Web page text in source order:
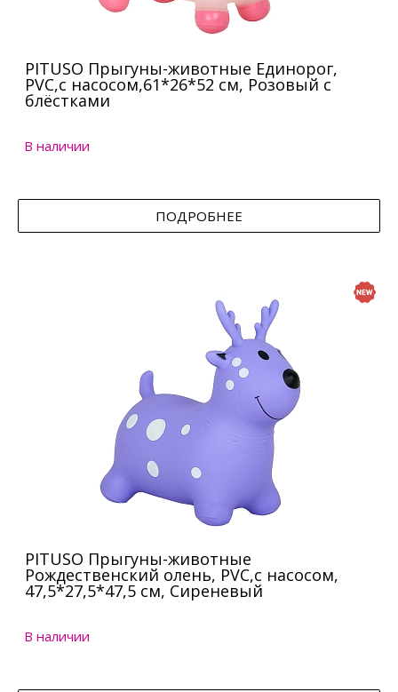
PITUSO Прыгуны-животные Единорог,
PVC,с насосом,61*26*52 см, Розовый с
блёстками
В наличии
ПОДРОБНЕЕ
PITUSO Прыгуны-животные
Рождественский олень, PVC,с насосом,
47,5*27,5*47,5 см, Сиреневый
В наличии